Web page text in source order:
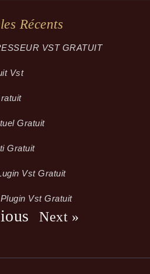
Récents
VST GRATUIT
Vst
Gratuit
Gratuit
Vst Gratuit
Vst Gratuit
Next »